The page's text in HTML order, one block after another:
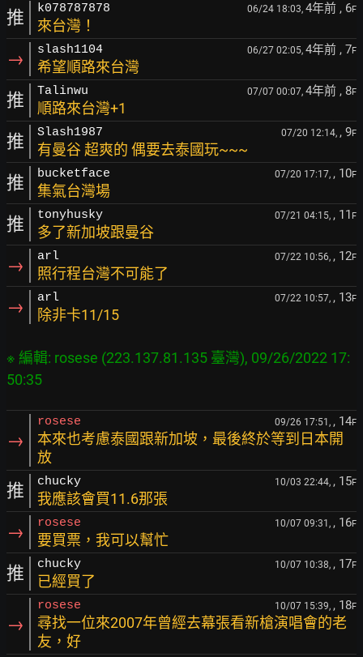
推 k078787878 06/24 18:03, 4年前 , 6F
來台灣！
→ slash1104 06/27 02:05, 4年前 , 7F
希望順路來台灣
推 Talinwu 07/07 00:07, 4年前 , 8F
順路來台灣+1
推 Slash1987 07/20 12:14, , 9F
有曼谷 超爽的 偶要去泰國玩~~~
推 bucketface 07/20 17:17, , 10F
集氣台灣場
推 tonyhusky 07/21 04:15, , 11 F
多了新加坡跟曼谷
→ arl 07/22 10:56, , 12F
照行程台灣不可能了
→ arl 07/22 10:57, , 13F
除非卡11/15
※ 編輯: rosese (223.137.81.135 臺灣), 09/26/2022 17:
→
rosese 09/26 17:51, , 14F
本來也考慮泰國跟新加坡，最後終於等到日本開
放
推 chucky 10/03 22:44, , 15F
我應該會買11.6那張
→ rosese 10/07 09:31, , 16F
要買票，我可以幫忙
推 chucky 10/07 10:38, , 17F
已經買了
→
rosese 10/07 15:39, , 18F
尋找一位來2007年曾經去幕張看新槍演唱會的老
友，好